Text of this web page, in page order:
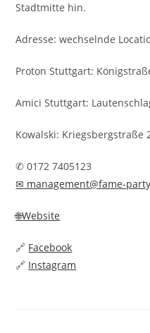
Stadtmitte hin.
Adresse: wechselnde
Proton Stuttgart:
Amici Stuttgart:
Kowalski: Kriegsbergstraße
✆ 0172 7405123
✉ management@fame-
🌐Website
🔗 Facebook
🔗 Instagram